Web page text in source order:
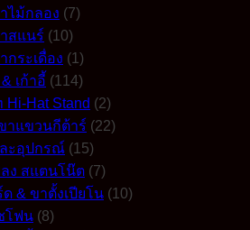
ไม้กลอง (7)
สแนร์ (10)
กระเดื่อง (1)
เก้าอี้ (114)
Hat Stand (2)
าแขวนกีต้าร์ (22)
ะอุปกรณ์ (15)
ง สแตนโน๊ต (7)
& ขาตั้งเปียโน (10)
โฟน (8)